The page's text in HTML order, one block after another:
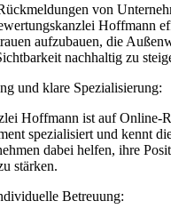
von
Hoffmann
aufzubauen, die
nachhaltig zu
und klare Spezialisierung:
Hoffmann ist auf Online-
spezialisiert und kennt
dabei helfen, ihre
stärken.
Betreuung: